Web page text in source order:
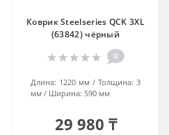
Коврик Steelseries QCK 3XL
(63842) чёрный
0
Длина: 1220 мм Толщина: 3
мм
Ширина: 590 мм
29 980 ₸